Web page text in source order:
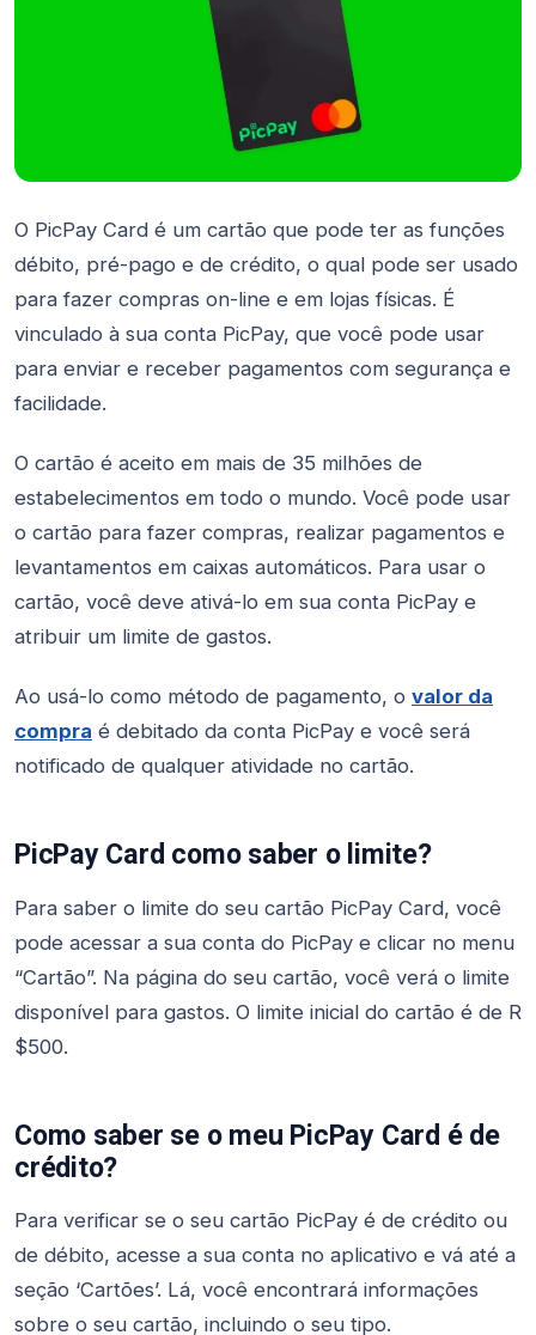
O PicPay Card é um cartão que pode ter as funções
débito, pré-pago e de crédito, o qual pode ser usado
para fazer compras on-line e em lojas físicas. É
vinculado à sua conta PicPay, que você pode usar
para enviar e receber pagamentos com segurança e
facilidade.
O cartão é aceito em mais de 35 milhões de
estabelecimentos em todo o mundo. Você pode usar
o cartão para fazer compras, realizar pagamentos e
levantamentos em caixas automáticos. Para usar o
cartão, você deve ativá-lo em sua conta PicPay e
atribuir um limite de gastos.
Ao usá-lo como método de pagamento, o valor da
compra é debitado da conta PicPay e você será
notificado de qualquer atividade no cartão.
PicPay Card como saber o limite?
Para saber o limite do seu cartão PicPay Card, você
pode acessar a sua conta do PicPay e clicar no menu
“Cartão”. Na página do seu cartão, você verá o limite
disponível para gastos. O limite inicial do cartão é de R
$500.
Como saber se o meu PicPay Card é de
crédito?
Para verificar se o seu cartão PicPay é de crédito ou
de débito, acesse a sua conta no aplicativo e vá até a
seção ‘Cartões’. Lá, você encontrará informações
sobre o seu cartão, incluindo o seu tipo.